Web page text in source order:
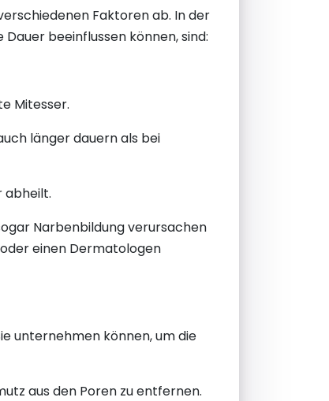
Faktoren ab. In der
beeinflussen können, sind:
Mitesser.
länger dauern als bei
abheilt.
Narbenbildung verursachen
einen Dermatologen
unternehmen können, um die
aus den Poren zu entfernen.